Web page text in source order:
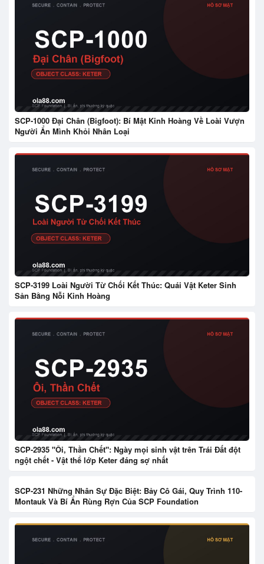
SCP-1000 Đại Chân (Bigfoot): Bí Mật Kinh Hoàng Về Loài Vượn
Người Ẩn Mình Khỏi Nhân Loại
SCP-3199 Loài Người Từ Chối Kết Thúc: Quái Vật Keter Sinh
Sản Bằng Nỗi Kinh Hoàng
SCP-2935 "Ôi, Thần Chết": Ngày mọi sinh vật trên Trái Đất đột
ngột chết - Vật thể lớp Keter đáng sợ nhất